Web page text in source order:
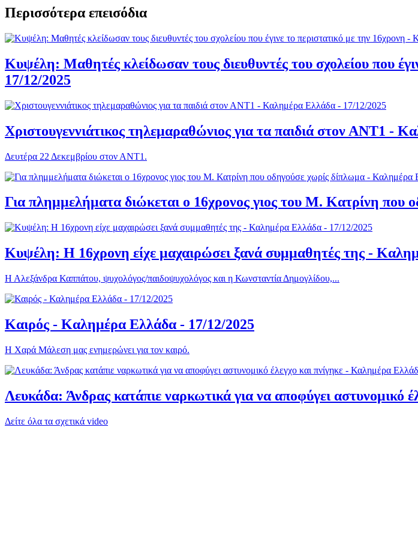
Περισσότερα επεισόδια
Κυψέλη: Μαθητές κλείδωσαν τους διευθυντές του σχολείου που
17/12/2025
Χριστουγεννιάτικος τηλεμαραθώνιος για τα παιδιά στον ΑΝΤ1 -
Δευτέρα 22 Δεκεμβρίου στον ΑΝΤ1.
Για πλημμελήματα διώκεται ο 16χρονος γιος του Μ. Κατρίνη
Κυψέλη: Η 16χρονη είχε μαχαιρώσει ξανά συμμαθητές της -
Η Αλεξάνδρα Καππάτου, ψυχολόγος/παιδοψυχολόγος και η Κωνσταντία Δημογλίδου,...
Καιρός - Καλημέρα Ελλάδα - 17/12/2025
Η Χαρά Μάλεση μας ενημερώνει για τον καιρό.
Λευκάδα: Άνδρας κατάπιε ναρκωτικά για να αποφύγει
Δείτε όλα τα σχετικά video